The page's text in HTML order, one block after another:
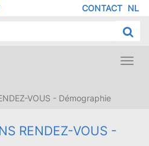
NL
DE
CONTACT
VOUS - Démographie
RENDEZ-VOUS -